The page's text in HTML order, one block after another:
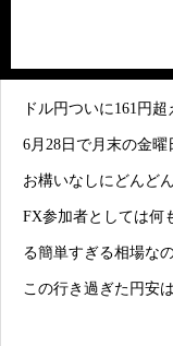
ドル円ついに161円
6月28日で月末の金
お構いなしにどんど
FX参加者としては何
る簡単すぎる相場な
この行き過ぎた円安